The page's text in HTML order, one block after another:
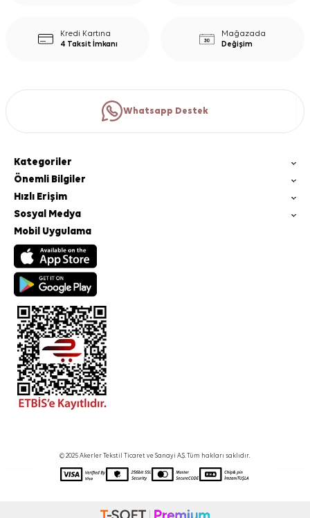
Kredi Kartına
4 Taksit İmkanı
Mağazada
Değişim
Whatsapp Destek
Kategoriler
Önemli Bilgiler
Hızlı Erişim
Sosyal Medya
Mobil Uygulama
© 2025 Akerler Tekstil Ticaret ve Sanayi A.Ş. Tüm hakları saklıdır.